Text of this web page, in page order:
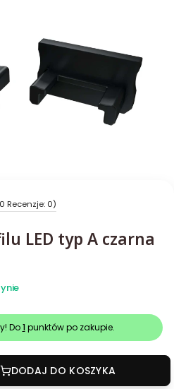
Recenzje: 0)
LED typ A czarna
Do1punktów po zakupie.
DODAJ DO KOSZYKA